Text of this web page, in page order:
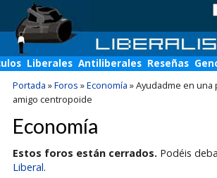
Liberales Antiliberales Reseñas
Portada »Foros »Economía »Ayudadme en una
amigo centropoide
Economía
Estos foros están cerrados. Podéis
Liberal.